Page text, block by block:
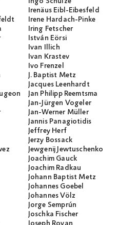
Irenäus Eibl-Eibesfeld
Irene Hardach-Pinke
Iring Fetscher
István Eörsi
Ivan Illich
Ivan Krastev
Ivo Frenzel
J. Baptist Metz
Jacques Leenhardt
Jan Philipp Reemtsma
Jan-Jürgen Vogeler
Jan-Werner Müller
Jannis Panagiotidis
Jeffrey Herf
Jerzy Bossack
Jewgenij Jewtuschenko
Joachim Gauck
Joachim Radkau
Johann Baptist Metz
Johannes Goebel
Johannes Völz
Jorge Semprún
Joschka Fischer